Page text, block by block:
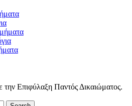
Επιφύλαξη Παντός Δικαιώματος.